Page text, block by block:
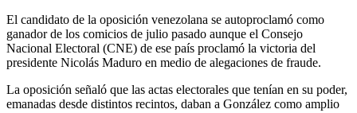
El candidato de la oposición venezolana se autoproclamó como
ganador de los comicios de julio pasado aunque el Consejo
Nacional Electoral (CNE) de ese país proclamó la victoria del
presidente Nicolás Maduro en medio de alegaciones de fraude.
La oposición señaló que las actas electorales que tenían en su poder,
emanadas desde distintos recintos, daban a González como amplio